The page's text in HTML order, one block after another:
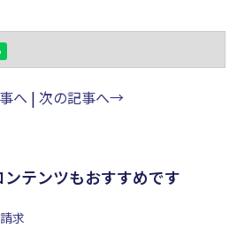
へ | 次の記事へ→
ンテンツもおすすめです
求